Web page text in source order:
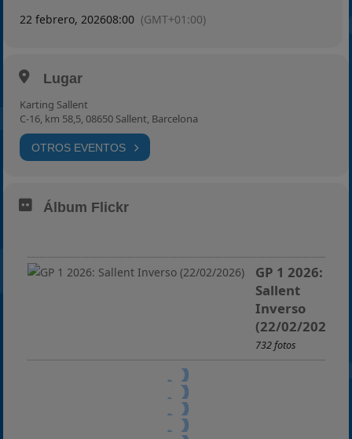
22 febrero, 202608:00 (GMT+01:00)
Lugar
Karting Sallent
C-16, km 58,5, 08650 Sallent, Barcelona
OTROS EVENTOS
Álbum Flickr
GP 1 2026:
Sallent
Inverso
(22/02/2026)
732 fotos